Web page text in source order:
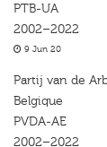
PTB-UA
2002–2022
9 Jun 20
Partij van de
Belgique
PVDA-AE
2002–2022